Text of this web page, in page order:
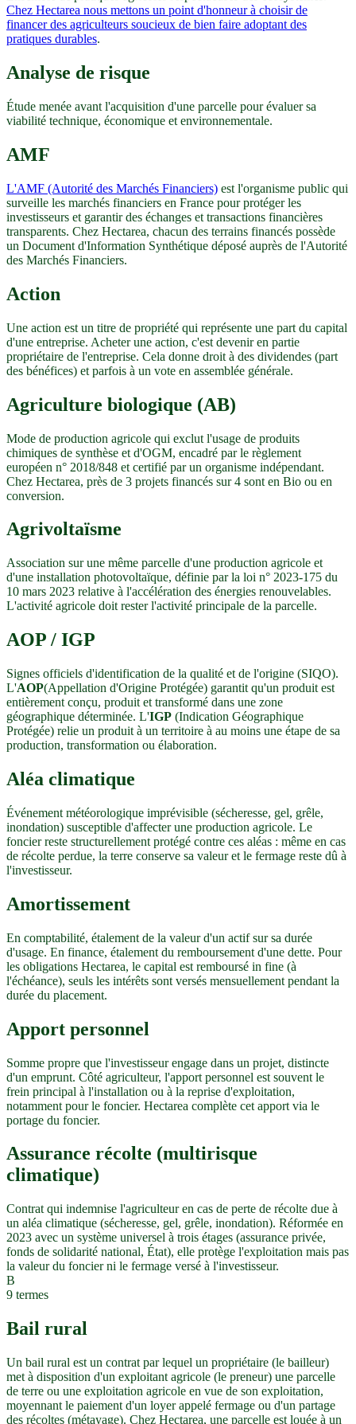
Chez Hectarea nous mettons un point d'honneur à choisir de
financer des agriculteurs soucieux de bien faire adoptant des
pratiques durables.
Analyse de risque
Étude menée avant l'acquisition d'une parcelle pour évaluer sa
viabilité technique, économique et environnementale.
AMF
L'AMF (Autorité des Marchés Financiers) est l'organisme public qui
surveille les marchés financiers en France pour protéger les
investisseurs et garantir des échanges et transactions financières
transparents. Chez Hectarea, chacun des terrains financés possède
un Document d'Information Synthétique déposé auprès de l'Autorité
des Marchés Financiers.
Action
Une action est un titre de propriété qui représente une part du capital
d'une entreprise. Acheter une action, c'est devenir en partie
propriétaire de l'entreprise. Cela donne droit à des dividendes (part
des bénéfices) et parfois à un vote en assemblée générale.
Agriculture biologique (AB)
Mode de production agricole qui exclut l'usage de produits
chimiques de synthèse et d'OGM, encadré par le règlement
européen n° 2018/848 et certifié par un organisme indépendant.
Chez Hectarea, près de 3 projets financés sur 4 sont en Bio ou en
conversion.
Agrivoltaïsme
Association sur une même parcelle d'une production agricole et
d'une installation photovoltaïque, définie par la loi n° 2023-175 du
10 mars 2023 relative à l'accélération des énergies renouvelables.
L'activité agricole doit rester l'activité principale de la parcelle.
AOP / IGP
Signes officiels d'identification de la qualité et de l'origine (SIQO).
L'AOP(Appellation d'Origine Protégée) garantit qu'un produit est
entièrement conçu, produit et transformé dans une zone
géographique déterminée. L'IGP (Indication Géographique
Protégée) relie un produit à un territoire à au moins une étape de sa
production, transformation ou élaboration.
Aléa climatique
Événement météorologique imprévisible (sécheresse, gel, grêle,
inondation) susceptible d'affecter une production agricole. Le
foncier reste structurellement protégé contre ces aléas : même en cas
de récolte perdue, la terre conserve sa valeur et le fermage reste dû à
l'investisseur.
Amortissement
En comptabilité, étalement de la valeur d'un actif sur sa durée
d'usage. En finance, étalement du remboursement d'une dette. Pour
les obligations Hectarea, le capital est remboursé in fine (à
l'échéance), seuls les intérêts sont versés mensuellement pendant la
durée du placement.
Apport personnel
Somme propre que l'investisseur engage dans un projet, distincte
d'un emprunt. Côté agriculteur, l'apport personnel est souvent le
frein principal à l'installation ou à la reprise d'exploitation,
notamment pour le foncier. Hectarea complète cet apport via le
portage du foncier.
Assurance récolte (multirisque
climatique)
Contrat qui indemnise l'agriculteur en cas de perte de récolte due à
un aléa climatique (sécheresse, gel, grêle, inondation). Réformée en
2023 avec un système universel à trois étages (assurance privée,
fonds de solidarité national, État), elle protège l'exploitation mais pas
la valeur du foncier ni le fermage versé à l'investisseur.
B
9 termes
Bail rural
Un bail rural est un contrat par lequel un propriétaire (le bailleur)
met à disposition d'un exploitant agricole (le preneur) une parcelle
de terre ou une exploitation agricole en vue de son exploitation,
moyennant le paiement d'un loyer appelé fermage ou d'un partage
des récoltes (métayage). Chez Hectarea, une parcelle est louée à un